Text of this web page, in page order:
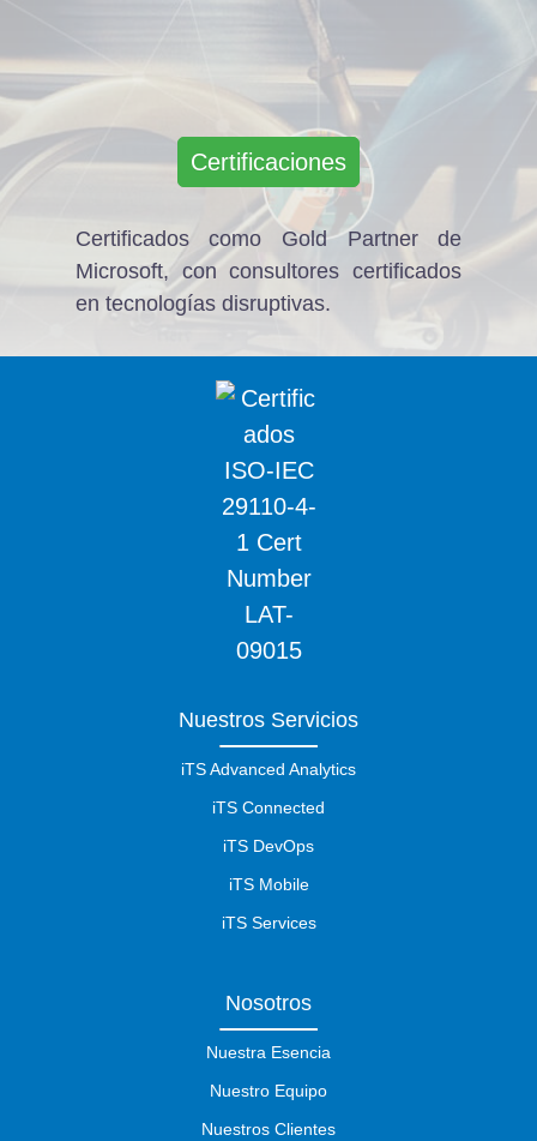
Certificaciones
Certificados como Gold Partner de
Microsoft, con consultores certificados
en tecnologías disruptivas.
Nuestros Servicios
iTS Advanced Analytics
iTS Connected
iTS DevOps
iTS Mobile
iTS Services
Nosotros
Nuestra Esencia
Nuestro Equipo
Nuestros Clientes